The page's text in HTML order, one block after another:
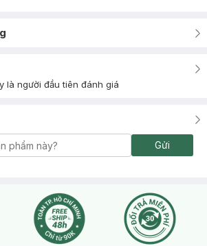
là người đầu tiên đánh giá
Gửi